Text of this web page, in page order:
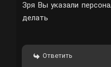
Зря Вы указали
делать
Ответить